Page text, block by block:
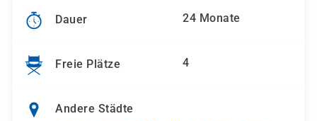
Dauer 24 Monate
Freie Plätze 4
Andere Städte